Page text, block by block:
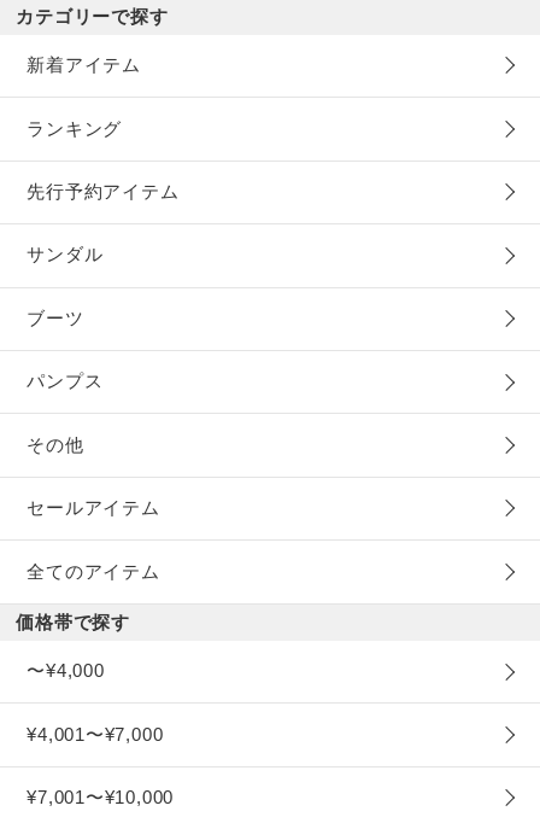
カテゴリーで探す
新着アイテム
ランキング
先行予約アイテム
サンダル
ブーツ
パンプス
その他
セールアイテム
全てのアイテム
価格帯で探す
〜¥4,000
¥4,001〜¥7,000
¥7,001〜¥10,000